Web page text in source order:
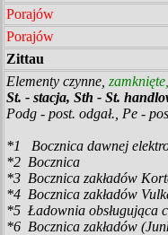
Porajów
Porajów
Zittau
Elementy czynne, zamknięte,
St. - stacja, Sth - St.
Podg - post. odgał., Pe -
*1 Bocznica dawnej
*2 Bocznica
*3 Bocznica zakładów
*4 Bocznica zakładów
*5 Ładownia obsługująca
*6 Bocznica zakładów